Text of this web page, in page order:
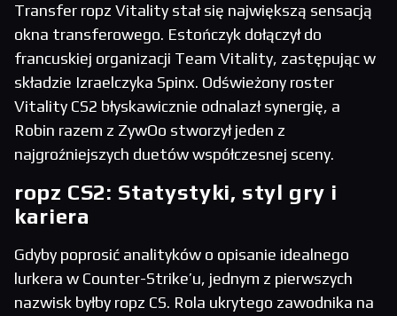
Transfer ropz Vitality stał się największą sensacją
okna transferowego. Estończyk dołączył do
francuskiej organizacji Team Vitality, zastępując w
składzie Izraelczyka Spinx. Odświeżony roster
Vitality CS2 błyskawicznie odnalazł synergię, a
Robin razem z ZywOo stworzył jeden z
najgroźniejszych duetów współczesnej sceny.
ropz CS2: Statystyki, styl gry i
kariera
Gdyby poprosić analityków o opisanie idealnego
lurkera w Counter-Strike’u, jednym z pierwszych
nazwisk byłby ropz CS. Rola ukrytego zawodnika na